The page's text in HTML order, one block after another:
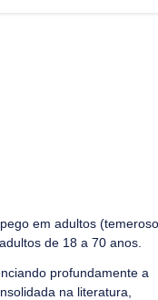
em adultos (temeroso,
de 18 a 70 anos.
profundamente a
na literatura,